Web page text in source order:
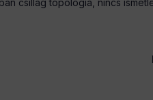
csillag topológia, nincs